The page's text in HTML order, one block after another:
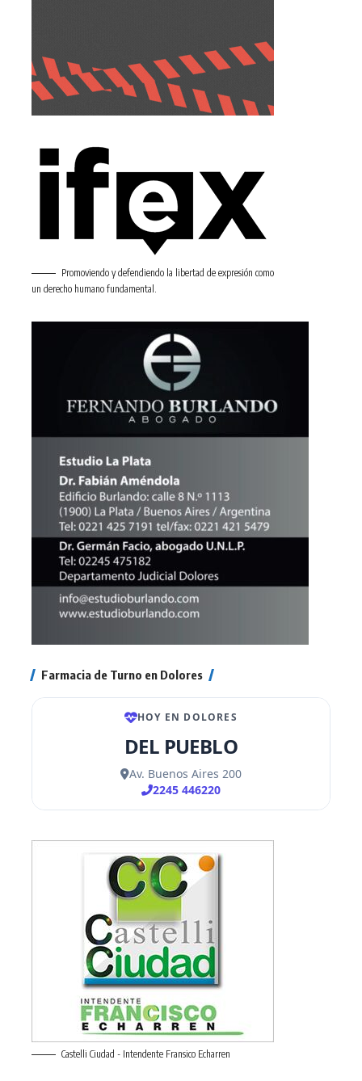
Promoviendo y defendiendo la libertad de expresión como
un derecho humano fundamental.
Farmacia de Turno en Dolores
Castelli Ciudad - Intendente Fransico Echarren